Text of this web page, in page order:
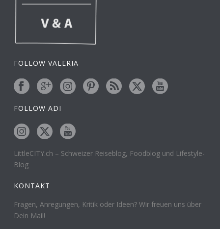
FOLLOW VALERIA
FOLLOW ADI
LittleCITY.ch – Schweizer Reiseblog, Foodblog und Lifestyle-
Blog
KONTAKT
Fragen, Anregungen, Kritik oder Ideen? Wir freuen uns über
Dein Mail!